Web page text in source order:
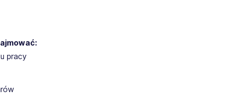
pracy